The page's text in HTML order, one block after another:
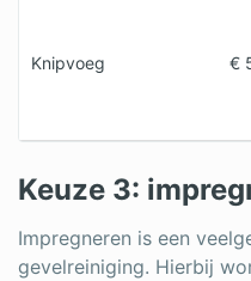
Knipvoeg €
Keuze 3:
Impregneren is een
gevelreiniging. Hierbij